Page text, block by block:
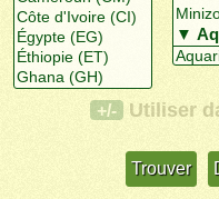
+/- Utiliser